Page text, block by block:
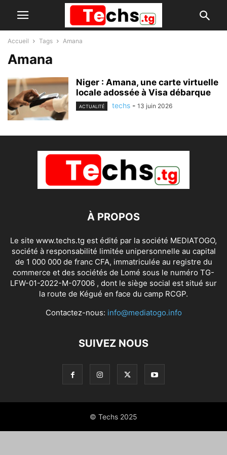
Accueil Tags Amana
Amana
Niger : Amana, une carte virtuelle
locale adossée à Visa débarque
ACTUALITÉ techs - 13 juin 2026
À PROPOS
Le site www.techs.tg est édité par la société MEDIATOGO,
société à responsabilité limitée unipersonnelle au capital
de 1 000 000 de franc CFA, immatriculée au registre du
commerce et des sociétés de Lomé sous le numéro TG-
LFW-01-2022-M-07006 , dont le siège social est situé sur
la route de Kégué en face du camp RCGP.
Contactez-nous: info@mediatogo.info
SUIVEZ NOUS
© Techs 2025